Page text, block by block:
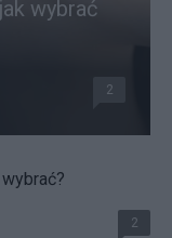
wybrać
2
2